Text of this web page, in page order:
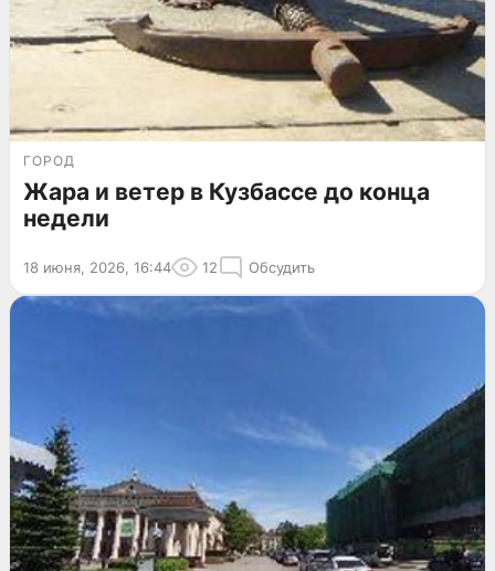
ГОРОД
Жара и ветер в Кузбассе до конца
недели
18 июня, 2026, 16:44 12 Обсудить